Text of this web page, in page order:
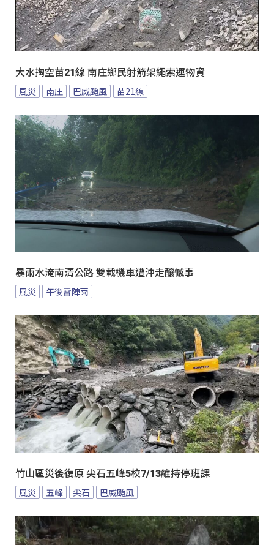
大水掏空苗21線 南庄鄉民射箭架繩索運物資
風災 南庄 巴威颱風 苗21線
暴雨水淹南清公路 雙載機車遭沖走釀憾事
風災 午後雷陣雨
竹山區災後復原 尖石五峰5校7/13維持停班課
風災 五峰 尖石 巴威颱風